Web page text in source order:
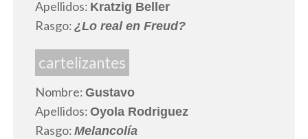
Apellidos: Kratzig Beller
Rasgo: ¿Lo real en Freud?
cartelizantes
Nombre: Gustavo
Apellidos: Oyola Rodriguez
Rasgo: Melancolía